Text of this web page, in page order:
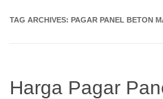
TAG ARCHIVES: PAGAR PANEL BETON
Harga Pagar